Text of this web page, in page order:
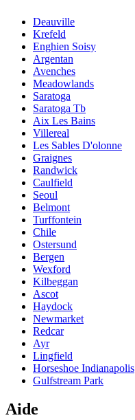
Deauville
Krefeld
Enghien Soisy
Argentan
Avenches
Meadowlands
Saratoga
Saratoga Tb
Aix Les Bains
Villereal
Les Sables D'olonne
Graignes
Randwick
Caulfield
Seoul
Belmont
Turffontein
Chile
Ostersund
Bergen
Wexford
Kilbeggan
Ascot
Haydock
Newmarket
Redcar
Ayr
Lingfield
Horseshoe Indianapolis
Gulfstream Park
Aide